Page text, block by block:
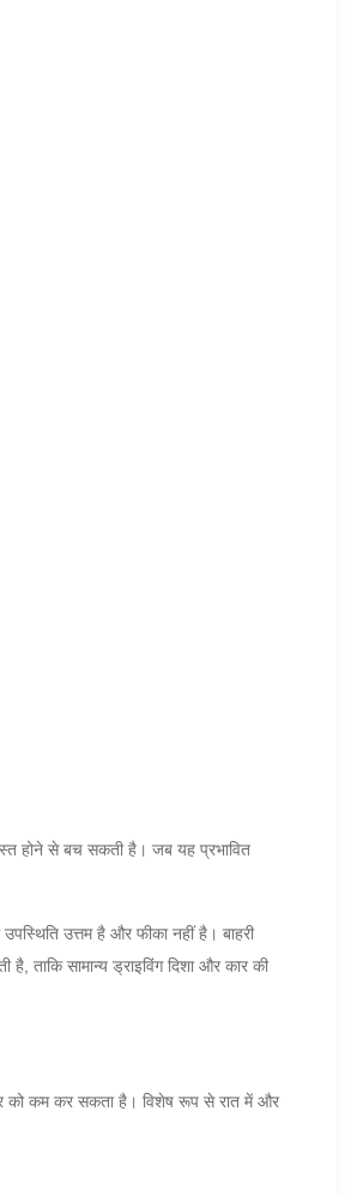
होने से बच सकती है। जब यह प्रभावित
उत्तम है और फीका नहीं है। बाहरी
है, ताकि सामान्य ड्राइविंग दिशा और कार की
को कम कर सकता है। विशेष रूप से रात में और